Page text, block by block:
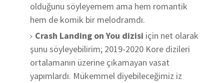
olduğunu söyleyemem ama hem romantik
hem de komik bir melodramdı.
Crash Landing on You dizisi için net olarak
şunu söyleyebilirim; 2019-2020 Kore dizileri
ortalamanın üzerine çıkamayan vasat
yapımlardı. Mükemmel diyebileceğimiz iz